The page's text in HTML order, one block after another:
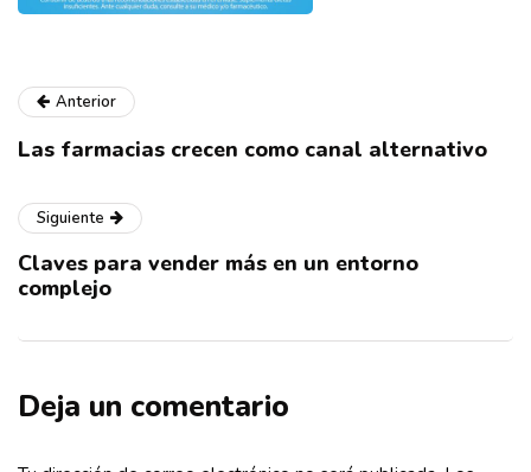
Anterior
Las farmacias crecen como canal alternativo
Siguiente
Claves para vender más en un entorno
complejo
Deja un comentario